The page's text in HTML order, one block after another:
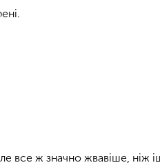
все ж значно жвавіше, ніж